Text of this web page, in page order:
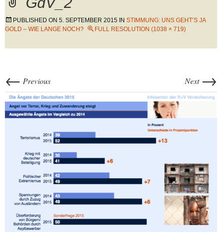
PUBLISHED ON 5. SEPTEMBER 2015 IN STIMMUNG: UNS GEHT’S JA
GOLD – WIE LANGE NOCH?
FULL RESOLUTION (1038 × 719)
← Previous Next →